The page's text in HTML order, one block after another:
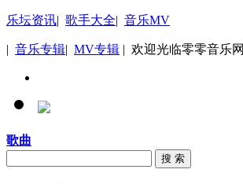
乐坛资讯| 歌手大全| 音乐MV
| 音乐专辑| MV专辑 | 欢迎光临零零音乐网
歌曲
搜 索